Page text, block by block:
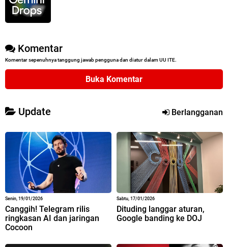
Komentar
Komentar sepenuhnya tanggung jawab pengguna dan diatur dalam UU ITE.
Buka Komentar
Update Berlangganan
Senin, 19/01/2026
Canggih! Telegram rilis
ringkasan AI dan jaringan
Cocoon
Sabtu, 17/01/2026
Dituding langgar aturan,
Google banding ke DOJ